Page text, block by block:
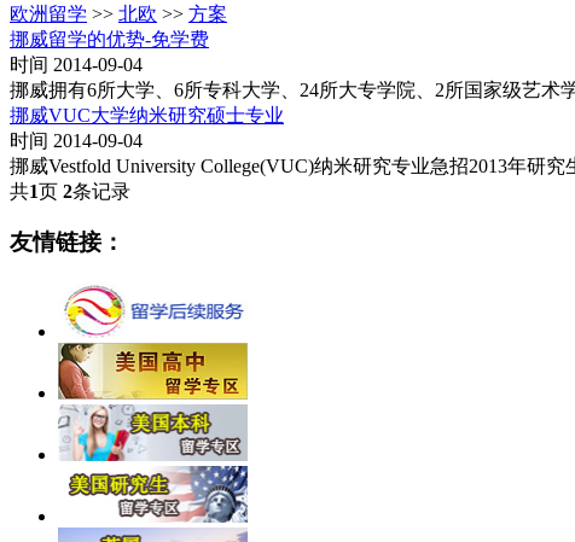
欧洲留学 >> 北欧 >> 方案
挪威留学的优势-免学费
时间 2014-09-04
挪威拥有6所大学、6所专科大学、24所大专学院、2所国家级艺术
挪威VUC大学纳米研究硕士专业
时间 2014-09-04
挪威Vestfold University College(VUC)纳米研究专业急招2013年
共1页 2条记录
友情链接：